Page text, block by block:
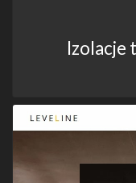
Izolacje